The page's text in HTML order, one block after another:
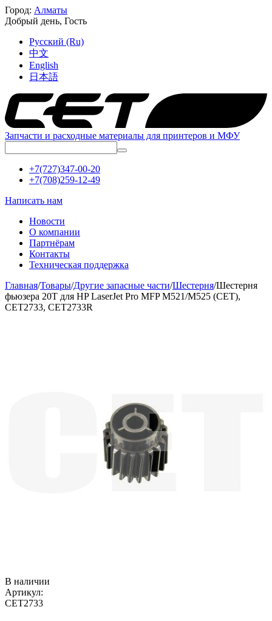
Город: Алматы
Добрый день, Гость
Русский (Ru)
中文
English
日本語
Запчасти и расходные материалы для принтеров и МФУ
+7(727)347-00-20
+7(708)259-12-49
Написать нам
Новости
О компании
Партнёрам
Контакты
Техническая поддержка
Главная/Товары/Другие запасные части/Шестерня/Шестерня
фьюзера 20T для HP LaserJet Pro MFP M521/M525 (CET),
CET2733, CET2733R
В наличии
Артикул:
CET2733